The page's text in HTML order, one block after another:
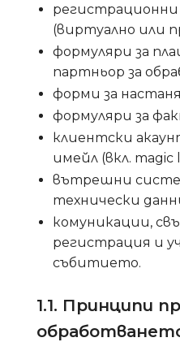
(виртуално или
формуляри за
партньор за
форми за
формуляри за
клиентски
имейл (вкл. magic
вътрешни
технически
комуникации,
регистрация и
събитието.
1.1. Принципи